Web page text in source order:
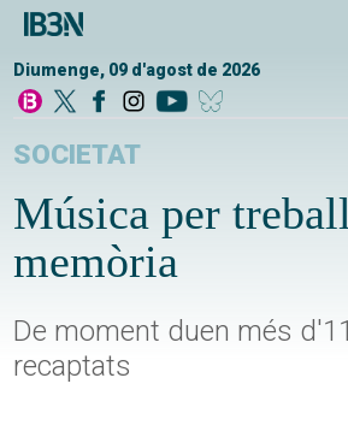
Diumenge, 09 d'agost de 2026
SOCIETAT
Música per
memòria
De moment duen més
recaptats